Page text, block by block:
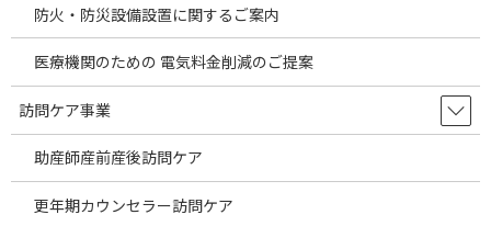
院、診療所）開業支援、海外へ勤務を希望する日本の医療従事者
のサポート、海外への医療機器・医療備品等の販売などの活動を
また、当社海外事業部では海外活動の中で得た様々な業種の海外M
＆A案件も同時に手掛けております。そして日本の経済が芳しいと
のお問い合わせを頂いております。
防火・防災設備設置に関するご案内
医療機関のための 電気料金削減のご提案
訪問ケア事業
助産師産前産後訪問ケア
更年期カウンセラー訪問ケア